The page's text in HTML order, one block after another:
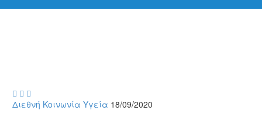
  
Διεθνή Κοινωνία Υγεία 18/09/2020